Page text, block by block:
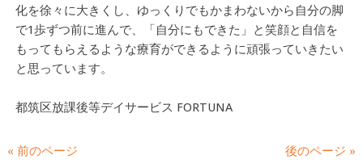
化を徐々に大きくし、ゆっくりでもかまわないから自分の脚
で1歩ずつ前に進んで、「自分にもできた」と笑顔と自信を
もってもらえるような療育ができるように頑張っていきたい
と思っています。
都筑区放課後等デイサービス FORTUNA
« 前のページ 後のページ »